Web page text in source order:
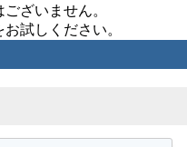
ざいません。
試しください。